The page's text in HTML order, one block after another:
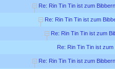
Re: Rin Tin Tin ist zum
Re: Rin Tin Tin ist zum
Re: Rin Tin Tin ist zum
Re: Rin Tin Tin ist zum
Re: Rin Tin Tin ist zum